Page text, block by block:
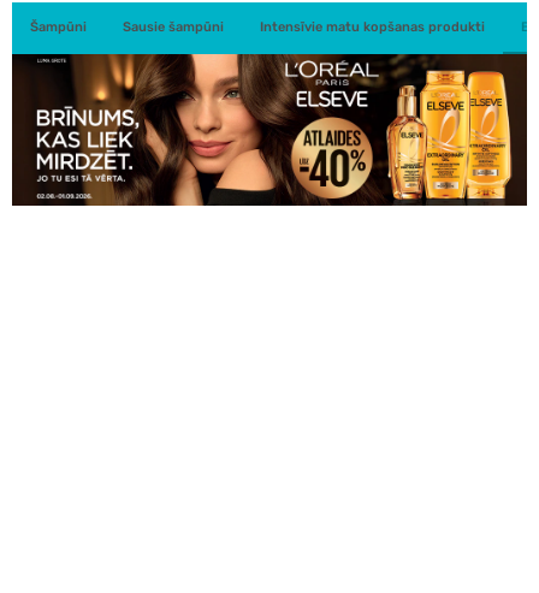
Šampūni Sausie šampūni Intensīvie matu kopšanas produkti